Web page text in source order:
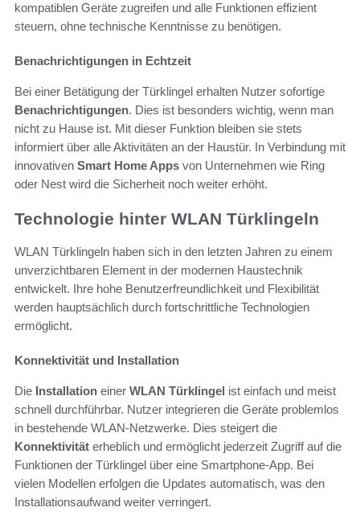
kompatiblen Geräte zugreifen und alle Funktionen effizient
steuern, ohne technische Kenntnisse zu benötigen.
Benachrichtigungen in Echtzeit
Bei einer Betätigung der Türklingel erhalten Nutzer sofortige
Benachrichtigungen. Dies ist besonders wichtig, wenn man
nicht zu Hause ist. Mit dieser Funktion bleiben sie stets
informiert über alle Aktivitäten an der Haustür. In Verbindung mit
innovativen Smart Home Apps von Unternehmen wie Ring
oder Nest wird die Sicherheit noch weiter erhöht.
Technologie hinter WLAN Türklingeln
WLAN Türklingeln haben sich in den letzten Jahren zu einem
unverzichtbaren Element in der modernen Haustechnik
entwickelt. Ihre hohe Benutzerfreundlichkeit und Flexibilität
werden hauptsächlich durch fortschrittliche Technologien
ermöglicht.
Konnektivität und Installation
Die Installation einer WLAN Türklingel ist einfach und meist
schnell durchführbar. Nutzer integrieren die Geräte problemlos
in bestehende WLAN-Netzwerke. Dies steigert die
Konnektivität erheblich und ermöglicht jederzeit Zugriff auf die
Funktionen der Türklingel über eine Smartphone-App. Bei
vielen Modellen erfolgen die Updates automatisch, was den
Installationsaufwand weiter verringert.